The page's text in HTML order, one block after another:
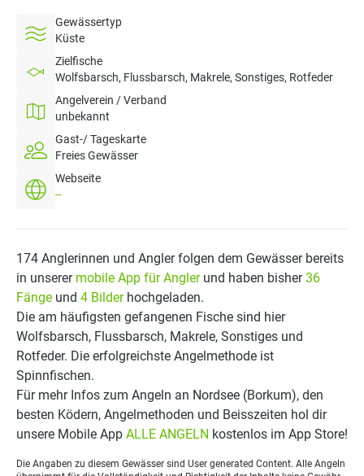
Gewässertyp
Küste
Zielfische
Wolfsbarsch, Flussbarsch, Makrele, Sonstiges, Rotfeder
Angelverein / Verband
unbekannt
Gast-/ Tageskarte
Freies Gewässer
Webseite
--
174 Anglerinnen und Angler folgen dem Gewässer bereits
in unserer mobile App für Anglerund haben bisher36
Fänge und 4 Bilderhochgeladen.
Die am häufigsten gefangenen Fische sind hier
Wolfsbarsch, Flussbarsch, Makrele, Sonstiges und
Rotfeder. Die erfolgreichste Angelmethode ist
Spinnfischen.
Für mehr Infos zum Angeln an Nordsee (Borkum), den
besten Ködern, Angelmethoden und Beisszeiten hol dir
unsere Mobile App ALLE ANGELN kostenlos im App Store!
Die Angaben zu diesem Gewässer sind User generated Content. Alle Angeln